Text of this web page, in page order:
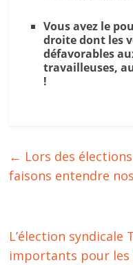
Vous avez le
droite dont les
défavorables
travailleuses,
!
← Lors des
faisons entendre
L’élection syndicale
importants pour